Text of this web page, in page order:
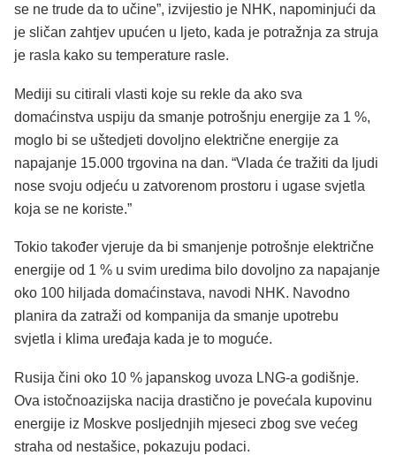
se ne trude da to učine”, izvijestio je NHK, napominjući da
je sličan zahtjev upućen u ljeto, kada je potražnja za struja
je rasla kako su temperature rasle.
Mediji su citirali vlasti koje su rekle da ako sva
domaćinstva uspiju da smanje potrošnju energije za 1 %,
moglo bi se uštedjeti dovoljno električne energije za
napajanje 15.000 trgovina na dan. “Vlada će tražiti da ljudi
nose svoju odjeću u zatvorenom prostoru i ugase svjetla
koja se ne koriste.”
Tokio također vjeruje da bi smanjenje potrošnje električne
energije od 1 % u svim uredima bilo dovoljno za napajanje
oko 100 hiljada domaćinstava, navodi NHK. Navodno
planira da zatraži od kompanija da smanje upotrebu
svjetla i klima uređaja kada je to moguće.
Rusija čini oko 10 % japanskog uvoza LNG-a godišnje.
Ova istočnoazijska nacija drastično je povećala kupovinu
energije iz Moskve posljednjih mjeseci zbog sve većeg
straha od nestašice, pokazuju podaci.